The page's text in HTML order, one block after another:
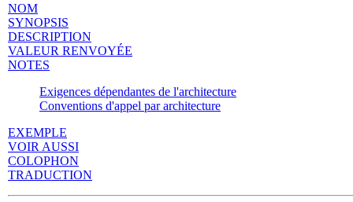
NOM
SYNOPSIS
DESCRIPTION
VALEUR RENVOYÉE
NOTES
Exigences dépendantes de l'architecture
Conventions d'appel par architecture
EXEMPLE
VOIR AUSSI
COLOPHON
TRADUCTION